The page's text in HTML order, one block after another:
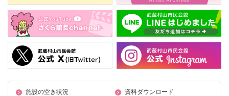
施設の空き状況
資料ダウンロード